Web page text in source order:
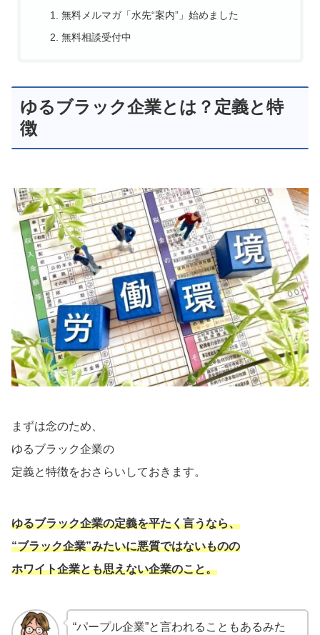
無料メルマガ「水先“案内”」始めました
無料相談受付中
ゆるブラック企業とは？定義と特
徴
まずは念のため、
ゆるブラック企業の
定義と特徴をおさらいしておきます。
ゆるブラック企業の定義を平たく言うなら、
“ブラック企業”みたいに悪質ではないものの
ホワイト企業とも思えない企業のこと。
“パープル企業”と言われることもあるみた